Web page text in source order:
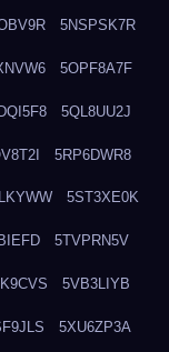
5NSPSK7R
5OPF8A7F
5QL8UU2J
5RP6DWR8
5ST3XE0K
5TVPRN5V
5VB3LIYB
5XU6ZP3A